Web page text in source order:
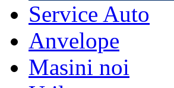
Service Auto
Anvelope
Masini noi